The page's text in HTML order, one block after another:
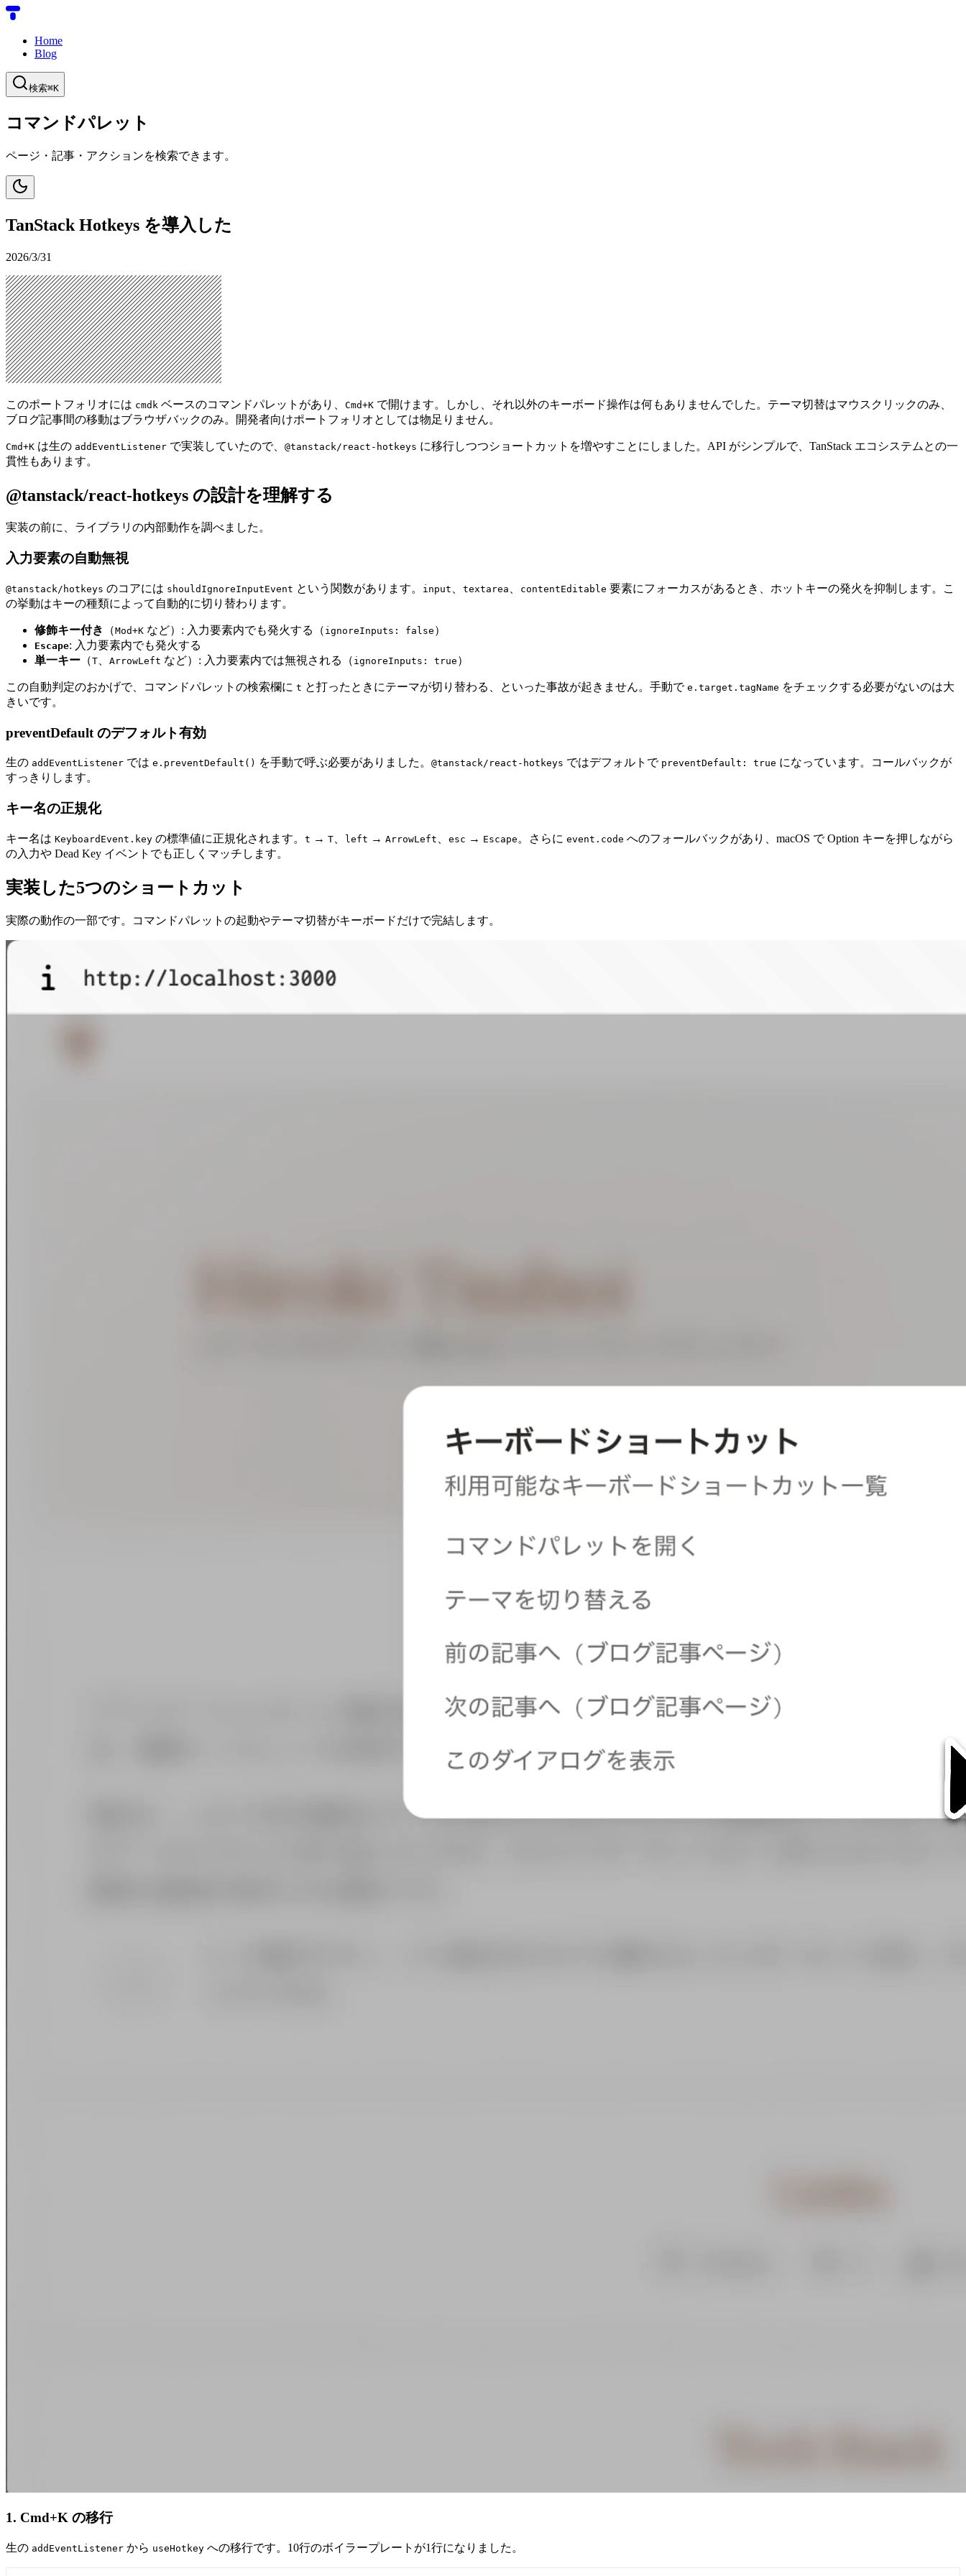
Home
Blog
検索⌘K
コマンドパレット
ページ・記事・アクションを検索できます。
TanStack Hotkeys を導入した
2026/3/31
このポートフォリオには cmdk ベースのコマンドパレットがあり、 Cmd+K で開けます。しかし、それ以外のキーボード操作は何もありませんでした。テーマ切替はマウスクリックのみ、
ブログ記事間の移動はブラウザバックのみ。開発者向けポートフォリオとしては物足りません。
Cmd+K は生の addEventListener で実装していたので、 @tanstack/react-hotkeys に移行しつつショートカットを増やすことにしました。API がシンプルで、TanStack エコシステムとの一
貫性もあります。
@tanstack/react-hotkeys の設計を理解する
実装の前に、ライブラリの内部動作を調べました。
入力要素の自動無視
@tanstack/hotkeys のコアには shouldIgnoreInputEvent という関数があります。 input textarea contentEditable 要素にフォーカスがあるとき、ホットキーの発火を抑制します。こ
の挙動はキーの種類によって自動的に切り替わります。
修飾キー付き （Mod+K など）: 入力要素内でも発火する（ ignoreInputs: false ）
Escape: 入力要素内でも発火する
単一キー （T ArrowLeft など）: 入力要素内では無視される（ ignoreInputs: true ）
この自動判定のおかげで、コマンドパレットの検索欄に t と打ったときにテーマが切り替わる、といった事故が起きません。手動で e.target.tagName をチェックする必要がないのは大
きいです。
preventDefault のデフォルト有効
生の addEventListener では e.preventDefault() を手動で呼ぶ必要がありました。 @tanstack/react-hotkeys ではデフォルトで preventDefault: true になっています。コールバックが
すっきりします。
キー名の正規化
キー名は KeyboardEvent.key の標準値に正規化されます。 t → T left → ArrowLeft esc → Escape 。さらに event.code へのフォールバックがあり、macOS で Option キーを押しながら
の入力や Dead Key イベントでも正しくマッチします。
実装した5つのショートカット
実際の動作の一部です。コマンドパレットの起動やテーマ切替がキーボードだけで完結します。
1. Cmd+K の移行
生の addEventListener から useHotkey への移行です。10行のボイラープレートが1行になりました。